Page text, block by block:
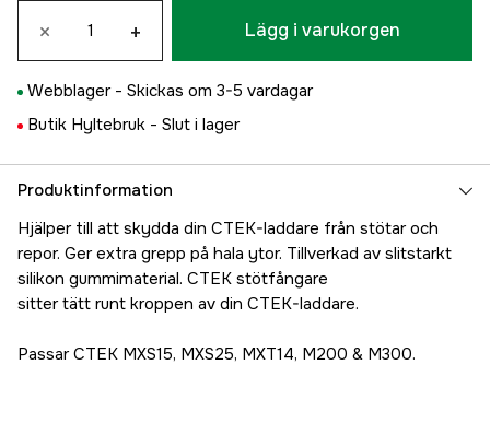
× + Lägg i varukorgen
Webblager - Skickas om 3-5 vardagar
Butik Hyltebruk - Slut i lager
Produktinformation
Hjälper till att skydda din CTEK-laddare från stötar och
repor. Ger extra grepp på hala ytor. Tillverkad av slitstarkt
silikon gummimaterial. CTEK stötfångare
sitter tätt runt kroppen av din CTEK-laddare.
Passar CTEK MXS15, MXS25, MXT14, M200 & M300.